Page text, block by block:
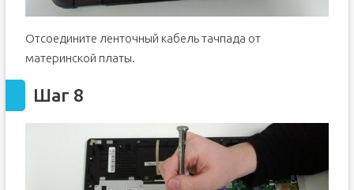
Отсоедините ленточный кабель тачпада от
материнской платы.
Шаг 8